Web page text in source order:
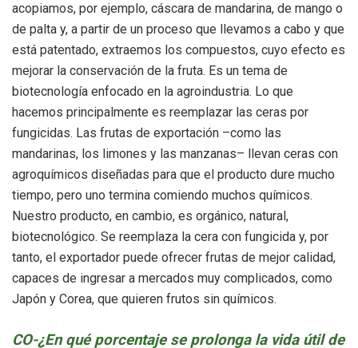
acopiamos, por ejemplo, cáscara de mandarina, de mango o
de palta y, a partir de un proceso que llevamos a cabo y que
está patentado, extraemos los compuestos, cuyo efecto es
mejorar la conservación de la fruta. Es un tema de
biotecnología enfocado en la agroindustria. Lo que
hacemos principalmente es reemplazar las ceras por
fungicidas. Las frutas de exportación –como las
mandarinas, los limones y las manzanas– llevan ceras con
agroquímicos diseñadas para que el producto dure mucho
tiempo, pero uno termina comiendo muchos químicos.
Nuestro producto, en cambio, es orgánico, natural,
biotecnológico. Se reemplaza la cera con fungicida y, por
tanto, el exportador puede ofrecer frutas de mejor calidad,
capaces de ingresar a mercados muy complicados, como
Japón y Corea, que quieren frutos sin químicos.
CO-¿En qué porcentaje se prolonga la vida útil de